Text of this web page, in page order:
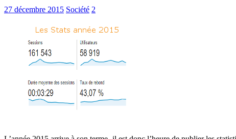
27 décembre 2015 Société 2